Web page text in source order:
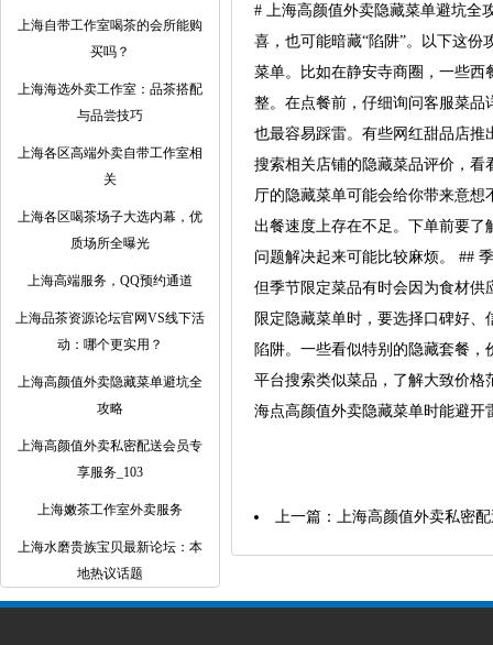
上海自带工作室喝茶的会所能购
买吗？
上海海选外卖工作室：品茶搭配
与品尝技巧
上海各区高端外卖自带工作室相
关
上海各区喝茶场子大选内幕，优
质场所全曝光
上海高端服务，QQ预约通道
上海品茶资源论坛官网VS线下活
动：哪个更实用？
上海高颜值外卖隐藏菜单避坑全
攻略
上海高颜值外卖私密配送会员专
享服务_103
上海嫩茶工作室外卖服务
上海水磨贵族宝贝最新论坛：本
地热议话题
# 上海高颜值外卖隐藏菜单避坑全
喜，也可能暗藏“陷阱”。以下这
菜单。比如在静安寺商圈，一些
整。在点餐前，仔细询问客服菜品
也最容易踩雷。有些网红甜品店
搜索相关店铺的隐藏菜品评价，看
厅的隐藏菜单可能会给你带来意
出餐速度上存在不足。下单前要
问题解决起来可能比较麻烦。 ##
但季节限定菜品有时会因为食材
限定隐藏菜单时，要选择口碑好
陷阱。一些看似特别的隐藏套餐
平台搜索类似菜品，了解大致价
海点高颜值外卖隐藏菜单时能避
上一篇： 上海高颜值外卖私密